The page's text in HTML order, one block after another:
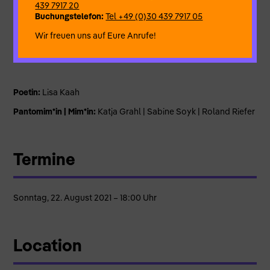
Weise mit uns zu tun.
Poetin: Lisa Kaah
Pantomim*in | Mim*in: Katja Grahl | Sabine Soyk | Roland Riefer
Termine
Sonntag, 22. August 2021 – 18:00 Uhr
Location
439 7917 20
Buchungstelefon:Tel +49 (0)30 439 7917 05
Wir freuen uns auf Eure Anrufe!